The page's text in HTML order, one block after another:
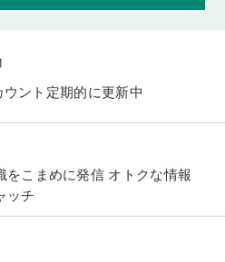
ント 定期的に更新中
をこまめに発信 オトクな情報
ッチ